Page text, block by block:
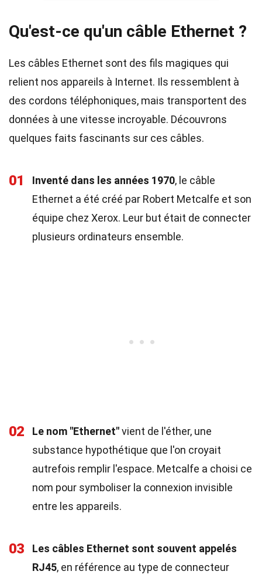
Qu'est-ce qu'un câble Ethernet ?
Les câbles Ethernet sont des fils magiques qui
relient nos appareils à Internet. Ils ressemblent à
des cordons téléphoniques, mais transportent des
données à une vitesse incroyable. Découvrons
quelques faits fascinants sur ces câbles.
01 Inventé dans les années 1970, le câble
Ethernet a été créé par Robert Metcalfe et son
équipe chez Xerox. Leur but était de connecter
plusieurs ordinateurs ensemble.
02 Le nom "Ethernet"vient de l'éther, une
substance hypothétique que l'on croyait
autrefois remplir l'espace. Metcalfe a choisi ce
nom pour symboliser la connexion invisible
entre les appareils.
03
Les câbles Ethernet sont souvent appelés
RJ45, en référence au type de connecteur